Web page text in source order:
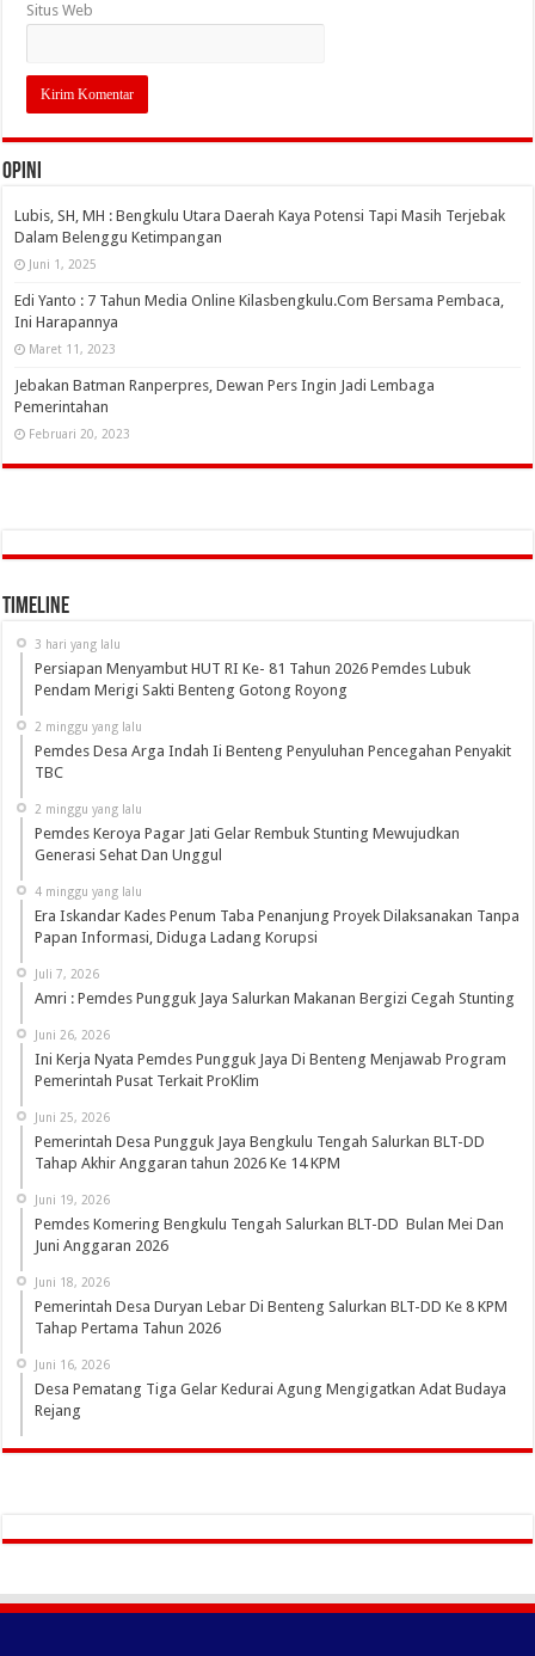
Situs Web
OPINI
Lubis, SH, MH : Bengkulu Utara Daerah Kaya Potensi Tapi Masih Terjebak
Dalam Belenggu Ketimpangan
Juni 1, 2025
Edi Yanto : 7 Tahun Media Online Kilasbengkulu.Com Bersama Pembaca,
Ini Harapannya
Maret 11, 2023
Jebakan Batman Ranperpres, Dewan Pers Ingin Jadi Lembaga
Pemerintahan
Februari 20, 2023
Timeline
3 hari yang lalu
Persiapan Menyambut HUT RI Ke- 81 Tahun 2026 Pemdes Lubuk
Pendam Merigi Sakti Benteng Gotong Royong
2 minggu yang lalu
Pemdes Desa Arga Indah Ii Benteng Penyuluhan Pencegahan Penyakit
TBC
2 minggu yang lalu
Pemdes Keroya Pagar Jati Gelar Rembuk Stunting Mewujudkan
Generasi Sehat Dan Unggul
4 minggu yang lalu
Era Iskandar Kades Penum Taba Penanjung Proyek Dilaksanakan Tanpa
Papan Informasi, Diduga Ladang Korupsi
Juli 7, 2026
Amri : Pemdes Pungguk Jaya Salurkan Makanan Bergizi Cegah Stunting
Juni 26, 2026
Ini Kerja Nyata Pemdes Pungguk Jaya Di Benteng Menjawab Program
Pemerintah Pusat Terkait ProKlim
Juni 25, 2026
Pemerintah Desa Pungguk Jaya Bengkulu Tengah Salurkan BLT-DD
Tahap Akhir Anggaran tahun 2026 Ke 14 KPM
Juni 19, 2026
Pemdes Komering Bengkulu Tengah Salurkan BLT-DD Bulan Mei Dan
Juni Anggaran 2026
Juni 18, 2026
Pemerintah Desa Duryan Lebar Di Benteng Salurkan BLT-DD Ke 8 KPM
Tahap Pertama Tahun 2026
Juni 16, 2026
Desa Pematang Tiga Gelar Kedurai Agung Mengigatkan Adat Budaya
Rejang